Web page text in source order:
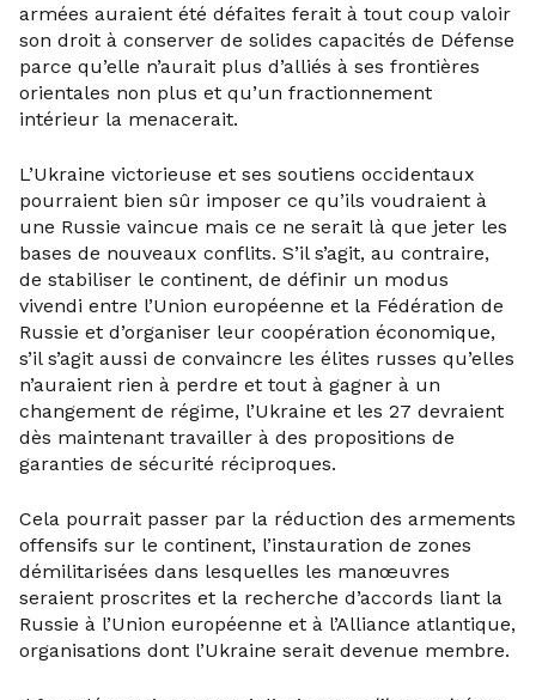
armées auraient été défaites ferait à tout coup valoir
son droit à conserver de solides capacités de Défense
parce qu’elle n’aurait plus d’alliés à ses frontières
orientales non plus et qu’un fractionnement
intérieur la menacerait.
L’Ukraine victorieuse et ses soutiens occidentaux
pourraient bien sûr imposer ce qu’ils voudraient à
une Russie vaincue mais ce ne serait là que jeter les
bases de nouveaux conflits. S’il s’agit, au contraire,
de stabiliser le continent, de définir un modus
vivendi entre l’Union européenne et la Fédération de
Russie et d’organiser leur coopération économique,
s’il s’agit aussi de convaincre les élites russes qu’elles
n’auraient rien à perdre et tout à gagner à un
changement de régime, l’Ukraine et les 27 devraient
dès maintenant travailler à des propositions de
garanties de sécurité réciproques.
Cela pourrait passer par la réduction des armements
offensifs sur le continent, l’instauration de zones
démilitarisées dans lesquelles les manœuvres
seraient proscrites et la recherche d’accords liant la
Russie à l’Union européenne et à l’Alliance atlantique,
organisations dont l’Ukraine serait devenue membre.